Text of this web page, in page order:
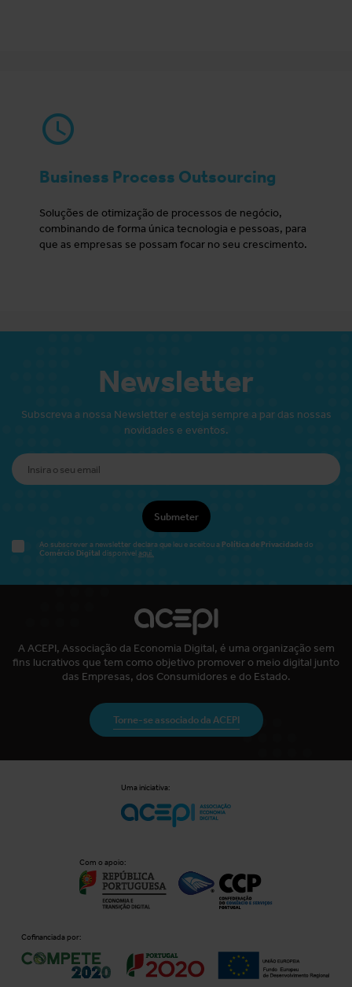
Business Process Outsourcing
Soluções de otimização de processos de negócio,
combinando de forma única tecnologia e pessoas, para
que as empresas se possam focar no seu crescimento.
Newsletter
Subscreva a nossa Newsletter e esteja sempre a par das nossas
novidades e eventos.
Submeter
Ao subscrever a newsletter declara que leu e aceitou a Política de Privacidadedo
Comércio Digital disponível aqui.
A ACEPI, Associação da Economia Digital, é uma organização sem
fins lucrativos que tem como objetivo promover o meio digital junto
das Empresas, dos Consumidores e do Estado.
Torne-se associado da ACEPI
Uma iniciativa:
Com o apoio:
Cofinanciada por: